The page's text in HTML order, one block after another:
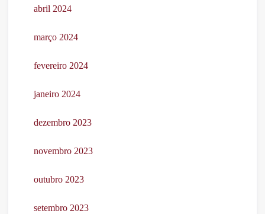
abril 2024
março 2024
fevereiro 2024
janeiro 2024
dezembro 2023
novembro 2023
outubro 2023
setembro 2023